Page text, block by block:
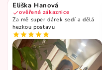
Eliška Hanová
ověřená zákaznice
Za mě super dárek sedí a dělá
hezkou postavu